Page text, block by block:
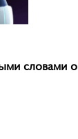
словами о